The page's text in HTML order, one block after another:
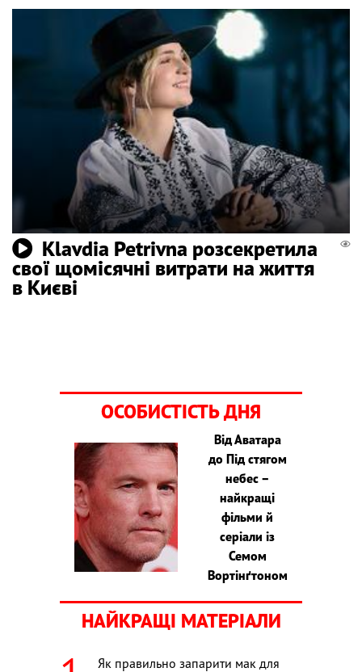
Klavdia Petrivna розсекретила
свої щомісячні витрати на життя
в Києві
ОСОБИСТІСТЬ ДНЯ
Від Аватара
до Під стягом
небес –
найкращі
фільми й
серіали із
Семом
Вортінґтоном
НАЙКРАЩІ МАТЕРІАЛИ
Як правильно запарити мак для